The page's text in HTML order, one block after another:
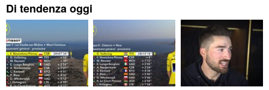
Di tendenza oggi